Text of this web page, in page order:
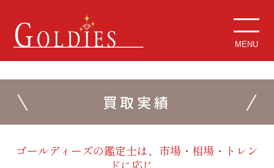
MENU
買取実績
ゴールディーズの鑑定士は、市場・相場・トレン